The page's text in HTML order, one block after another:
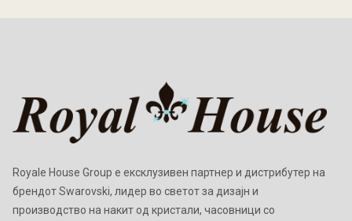
Royale House Group е ексклузивен партнер и дистрибутер на
брендот Swarovski, лидер во светот за дизајн и
производство на накит од кристали, часовници со